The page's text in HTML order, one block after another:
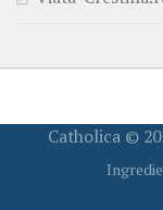
Catholica ©